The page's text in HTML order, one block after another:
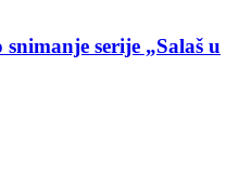
serije „Salaš u